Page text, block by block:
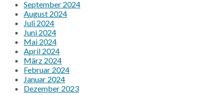
September 2024
August 2024
Juli 2024
Juni 2024
Mai 2024
April 2024
März 2024
Februar 2024
Januar 2024
Dezember 2023